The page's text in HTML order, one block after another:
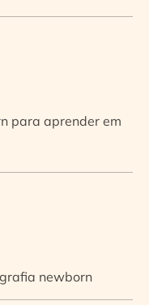
para aprender em
newborn